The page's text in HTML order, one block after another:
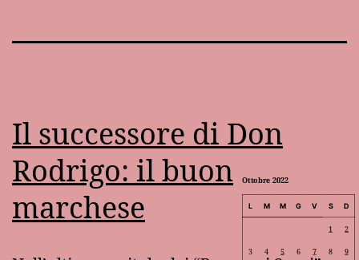
Il successore di Don
Rodrigo: il buon
marchese
Ottobre 2022
L M M G V S D
1 2
3 4 5 6 7 8 9